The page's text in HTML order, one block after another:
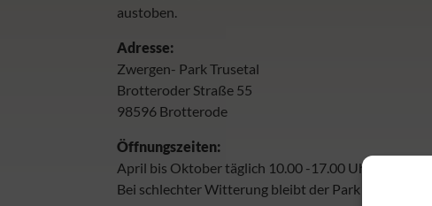
austoben.
Adresse:
Zwergen- Park Trusetal
Brotteroder Straße 55
98596 Brotterode
Öffnungszeiten:
April bis Oktober täglich 10.00 -17.00 Uhr
Bei schlechter Witterung bleibt der Park geschlossen.